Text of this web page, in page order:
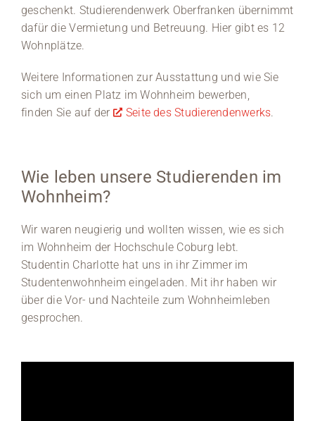
geschenkt. Studierendenwerk Oberfranken übernimmt
dafür die Vermietung und Betreuung. Hier gibt es 12
Wohnplätze.
Weitere Informationen zur Ausstattung und wie Sie
sich um einen Platz im Wohnheim bewerben,
finden Sie auf der
Seite des Studierendenwerks.
Wie leben unsere Studierenden im
Wohnheim?
Wir waren neugierig und wollten wissen, wie es sich
im Wohnheim der Hochschule Coburg lebt.
Studentin Charlotte hat uns in ihr Zimmer im
Studentenwohnheim eingeladen. Mit ihr haben wir
über die Vor- und Nachteile zum Wohnheimleben
gesprochen.